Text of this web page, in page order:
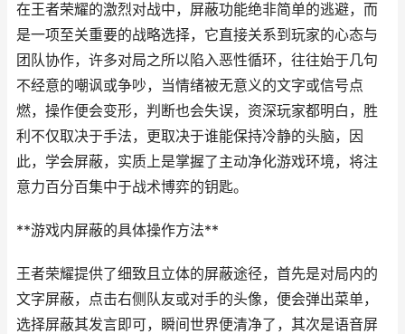
在王者荣耀的激烈对战中，屏蔽功能绝非简单的逃避，而
是一项至关重要的战略选择，它直接关系到玩家的心态与
团队协作，许多对局之所以陷入恶性循环，往往始于几句
不经意的嘲讽或争吵，当情绪被无意义的文字或信号点
燃，操作便会变形，判断也会失误，资深玩家都明白，胜
利不仅取决于手法，更取决于谁能保持冷静的头脑，因
此，学会屏蔽，实质上是掌握了主动净化游戏环境，将注
意力百分百集中于战术博弈的钥匙。
**游戏内屏蔽的具体操作方法**
王者荣耀提供了细致且立体的屏蔽途径，首先是对局内的
文字屏蔽，点击右侧队友或对手的头像，便会弹出菜单，
选择屏蔽其发言即可，瞬间世界便清净了，其次是语音屏